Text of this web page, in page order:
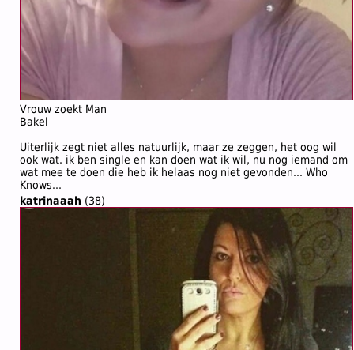
Vrouw zoekt Man
Bakel
Uiterlijk zegt niet alles natuurlijk, maar ze zeggen, het oog wil
ook wat. ik ben single en kan doen wat ik wil, nu nog iemand om
wat mee te doen die heb ik helaas nog niet gevonden... Who
Knows...
katrinaaah (38)